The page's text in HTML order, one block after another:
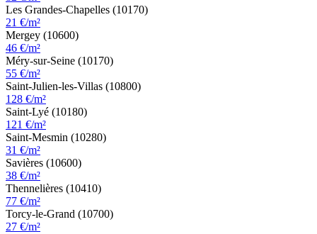
Les Grandes-Chapelles (10170)
21 €/m²
Mergey (10600)
46 €/m²
Méry-sur-Seine (10170)
55 €/m²
Saint-Julien-les-Villas (10800)
128 €/m²
Saint-Lyé (10180)
121 €/m²
Saint-Mesmin (10280)
31 €/m²
Savières (10600)
38 €/m²
Thennelières (10410)
77 €/m²
Torcy-le-Grand (10700)
27 €/m²